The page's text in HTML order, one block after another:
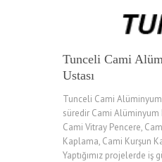
Tunceli Cami
Ustası
Tunceli Cami Alüminyum
süredir Cami Alüminyum
Cami Vitray Pencere,
Kaplama, Cami Kurşun
Yaptığımız projelerde iş